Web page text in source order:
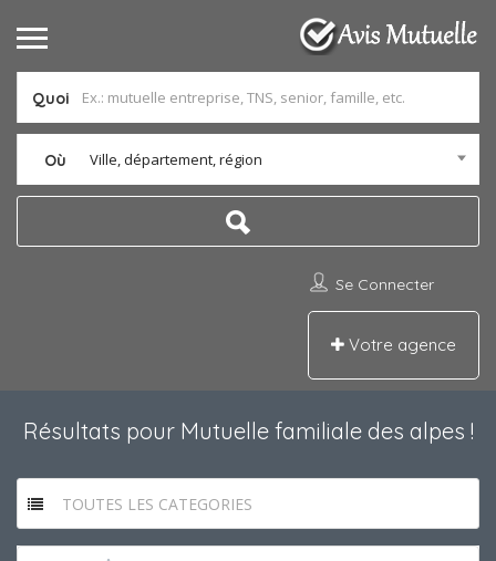
Quoi
Où Ville, département, région
Se Connecter
Votre agence
Résultats pour Mutuelle familiale des alpes !
TOUTES LES CATEGORIES